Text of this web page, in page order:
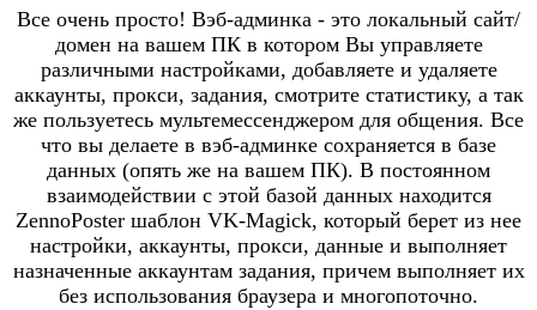
Все очень просто! Вэб-админка - это локальный сайт/
домен на вашем ПК в котором Вы управляете
различными настройками, добавляете и удаляете
аккаунты, прокси, задания, смотрите статистику, а так
же пользуетесь мультемессенджером для общения. Все
что вы делаете в вэб-админке сохраняется в базе
данных (опять же на вашем ПК). В постоянном
взаимодействии с этой базой данных находится
ZennoPoster шаблон VK-Magick, который берет из нее
настройки, аккаунты, прокси, данные и выполняет
назначенные аккаунтам задания, причем выполняет их
без использования браузера и многопоточно.